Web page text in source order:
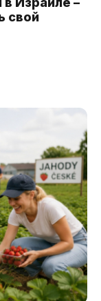
свой